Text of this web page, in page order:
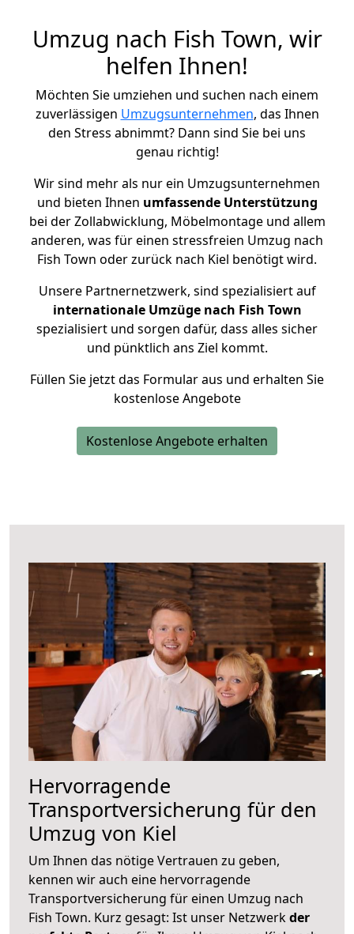
Umzug nach Fish Town, wir
helfen Ihnen!
Möchten Sie umziehen und suchen nach einem
zuverlässigen Umzugsunternehmen, das Ihnen
den Stress abnimmt? Dann sind Sie bei uns
genau richtig!
Wir sind mehr als nur ein Umzugsunternehmen
und bieten Ihnen umfassende Unterstützung
bei der Zollabwicklung, Möbelmontage und allem
anderen, was für einen stressfreien Umzug nach
Fish Town oder zurück nach Kiel benötigt wird.
Unsere Partnernetzwerk, sind spezialisiert auf
internationale Umzüge nach Fish Town
spezialisiert und sorgen dafür, dass alles sicher
und pünktlich ans Ziel kommt.
Füllen Sie jetzt das Formular aus und erhalten Sie
kostenlose Angebote
Kostenlose Angebote erhalten
Hervorragende
Transportversicherung für den
Umzug von Kiel
Um Ihnen das nötige Vertrauen zu geben,
kennen wir auch eine hervorragende
Transportversicherung für einen Umzug nach
Fish Town. Kurz gesagt: Ist unser Netzwerkder